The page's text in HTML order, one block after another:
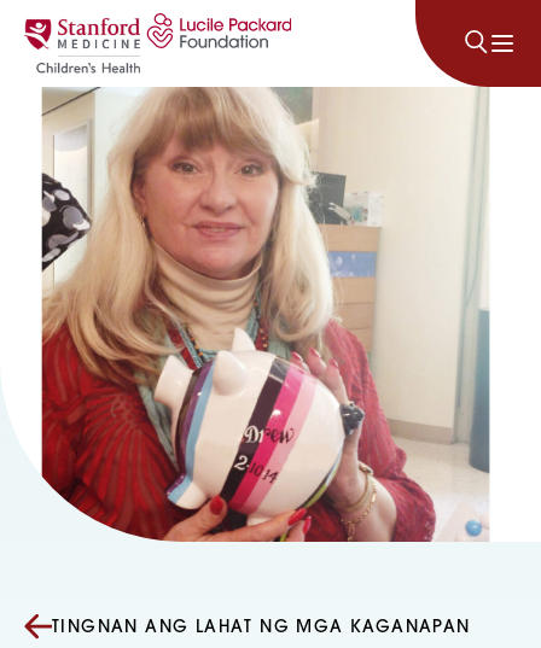
Lumaktaw sa nilalaman
TINGNAN ANG LAHAT NG MGA KAGANAPAN